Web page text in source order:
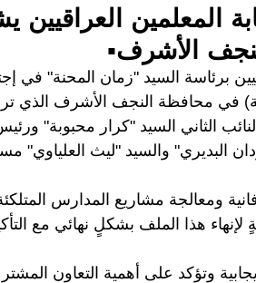
المعلمين العراقيين
الأشرف▪️
برئاسة السيد "زمان المحنة" في
في محافظة النجف الأشرف الذي
الثاني السيد "كرار محبوبة" ورئيس
البديري" والسيد "ليث العلياوي"
ومعالجة مشاريع المدارس
هذا الملف بشكلٍ نهائي مع
وتؤكد على أهمية التعاون